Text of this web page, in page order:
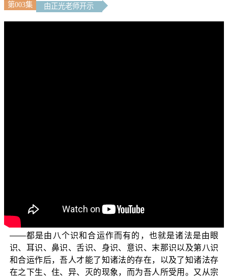
第003集 由正光老师开示
业有情的真心如来藏阿赖耶识变现出来的；以及一切众生
所了知的诸法——包括了世间法、出世间法、世出世间法
——都是由八个识和合运作而有的，也就是诸法是由眼
识、耳识、鼻识、舌识、身识、意识、末那识以及第八识
和合运作后，吾人才能了知诸法的存在，以及了知诸法存
在之下生、住、异、灭的现象，而为吾人所受用。又从宗